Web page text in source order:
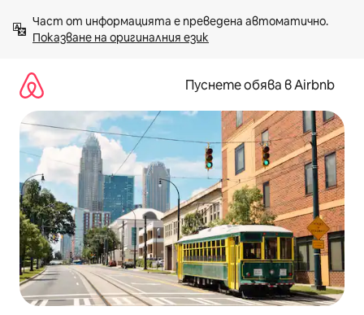
към
съдържанието
Показване на оригиналния език
Пуснете обява в Airbnb